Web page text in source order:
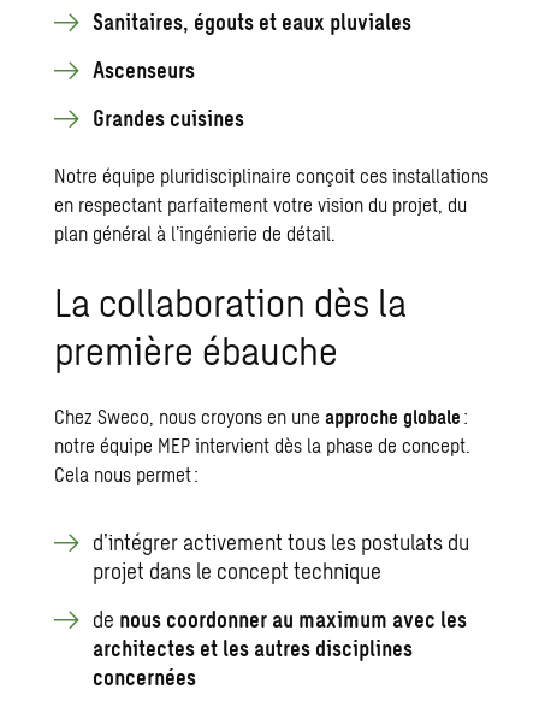
Sanitaires, égouts et eaux pluviales
Ascenseurs
Grandes cuisines
Notre équipe pluridisciplinaire conçoit ces installations
en respectant parfaitement votre vision du projet, du
plan général à l’ingénierie de détail.
La collaboration dès la
première ébauche
Chez Sweco, nous croyons en uneapproche globale :
notre équipe MEP intervient dès la phase de concept.
Cela nous permet :
d’intégrer activement tous les postulats du
projet dans le concept technique
de nous coordonner au maximum avec les
architectes et les autres disciplines
concernées